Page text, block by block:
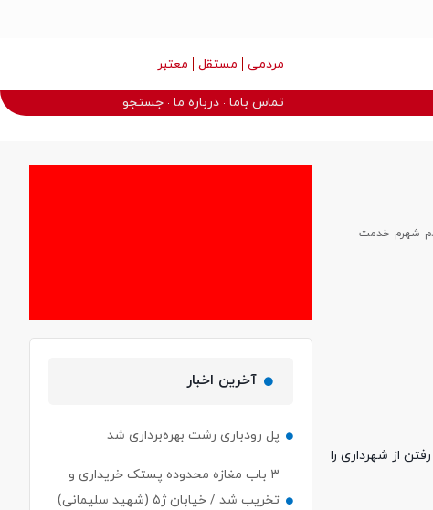
مردمی مستقل معتبر
تماس باما درباره ما جستجو
شهرم خدمت
از شهرداری را
آخرین اخبار
پل رودباری رشت بهره‌برداری شد
۳ باب مغازه محدوده پستک خریداری و
تخریب شد / خیابان ژ۵ (شهید سلیمانی)